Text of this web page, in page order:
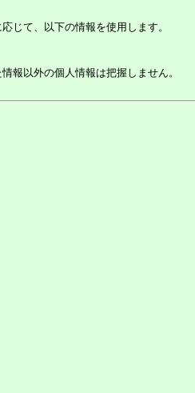
じて、以下の情報を使用します。
報以外の個人情報は把握しません。